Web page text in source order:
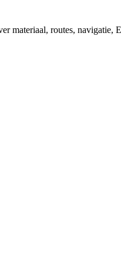
materiaal, routes,